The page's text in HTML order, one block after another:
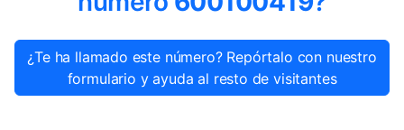
¿Te ha llamado este número? Repórtalo con nuestro
formulario y ayuda al resto de visitantes